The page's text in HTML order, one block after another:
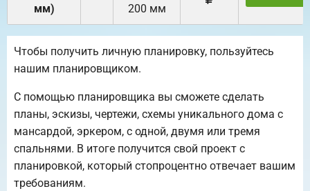
мм)
200 мм
Чтобы получить личную планировку, пользуйтесь
нашим планировщиком.
С помощью планировщика вы сможете сделать
планы, эскизы, чертежи, схемы уникального дома с
мансардой, эркером, с одной, двумя или тремя
спальнями. В итоге получится свой проект с
планировкой, который стопроцентно отвечает вашим
требованиям.